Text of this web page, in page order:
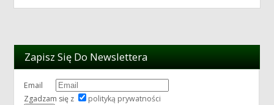
Zapisz Się Do Newslettera
Email
Zgadzam się z
polityką prywatności